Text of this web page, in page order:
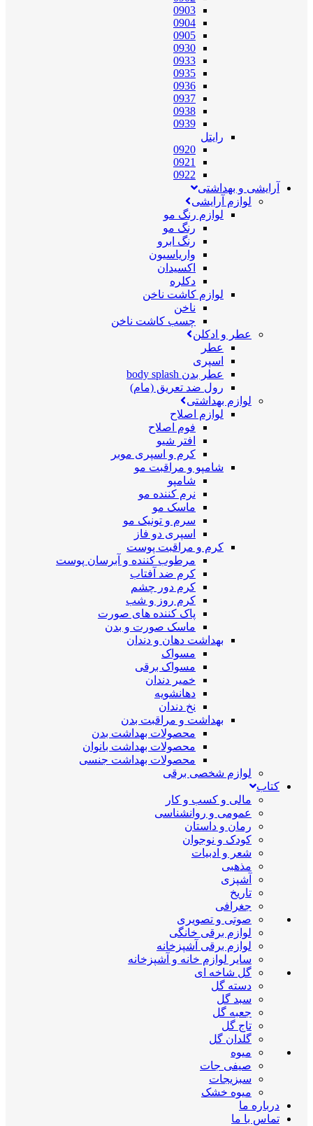
0903
0904
0905
0930
0933
0935
0936
0937
0938
0939
رایتل
0920
0921
0922
آرایشی و بهداشتی
لوازم آرایشی
لوازم رنگ مو
رنگ مو
رنگ ابرو
واریاسیون
اکسیدان
دکلره
لوازم کاشت ناخن
ناخن
چسب کاشت ناخن
عطر و ادکلن
عطر
اسپری
عطر بدن body splash
رول ضد تعریق (مام)
لوازم بهداشتی
لوازم اصلاح
فوم اصلاح
افتر شیو
کرم و اسپری موبر
شامپو و مراقبت مو
شامپو
نرم کننده مو
ماسک مو
سرم و تونیک مو
اسپری دو فاز
کرم و مراقبت پوست
مرطوب کننده و آبرسان پوست
کرم ضد آفتاب
کرم دور چشم
کرم روز و شب
پاک کننده های صورت
ماسک صورت و بدن
بهداشت دهان و دندان
مسواک
مسواک برقی
خمیر دندان
دهانشویه
نخ دندان
بهداشت و مراقبت بدن
محصولات بهداشت بدن
محصولات بهداشت بانوان
محصولات بهداشت جنسی
لوازم شخصی برقی
کتاب
مالی و کسب و کار
عمومی و روانشناسی
رمان و داستان
کودک و نوجوان
شعر و ادبیات
مذهبی
آشپزی
تاریخ
جغرافی
صوتی و تصویری
لوازم برقی خانگی
لوازم برقی آشپزخانه
سایر لوازم خانه و آشپزخانه
گل شاخه ای
دسته گل
سبد گل
جعبه گل
تاج گل
گلدان گل
میوه
صیفی جات
سبزیجات
میوه خشک
درباره ما
تماس با ما